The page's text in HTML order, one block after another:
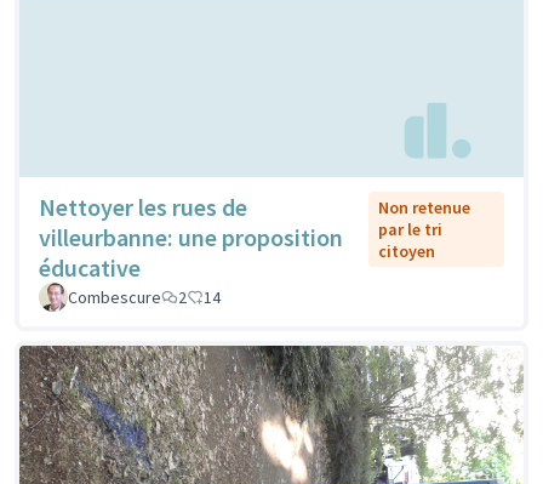
Nettoyer les rues de
villeurbanne: une proposition
éducative
Non retenue
par le tri
citoyen
Combescure 2 14